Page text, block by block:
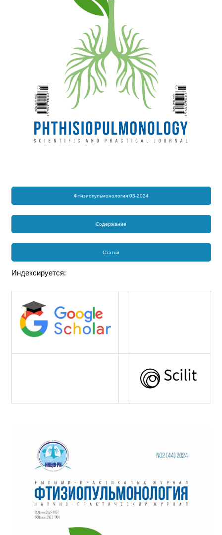
Фтизиопульмонология 03-2024
Содержание
Статьи
Индексируется: